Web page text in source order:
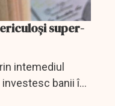
super-
intemediul
banii în
europene și